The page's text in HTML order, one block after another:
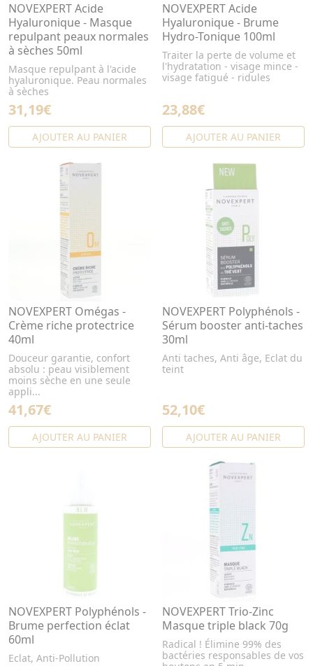
NOVEXPERT Acide
Hyaluronique - Masque
repulpant peaux normales
à sèches 50ml
Masque repulpant à l'acide
hyaluronique. Peau normales
à sèches
31,19€
AJOUTER AU PANIER
NOVEXPERT Acide
Hyaluronique - Brume
Hydro-Tonique 100ml
Traiter la perte de volume et
l'hydratation - visage mince -
visage fatigué - ridules
23,88€
AJOUTER AU PANIER
NOVEXPERT Omégas -
Crème riche protectrice
40ml
Douceur garantie, confort
absolu : peau visiblement
moins sèche en une seule
appli...
41,67€
AJOUTER AU PANIER
NOVEXPERT Polyphénols -
Sérum booster anti-taches
30ml
Anti taches, Anti âge, Eclat du
teint
52,10€
AJOUTER AU PANIER
NOVEXPERT Polyphénols -
Brume perfection éclat
60ml
Eclat, Anti-Pollution
NOVEXPERT Trio-Zinc
Masque triple black 70g
Radical ! Élimine 99% des
bactéries responsables de vos